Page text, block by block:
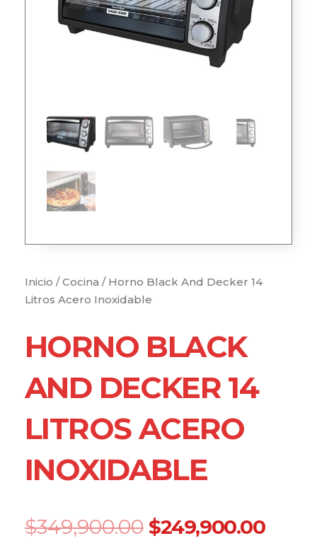
Inicio /Cocina / Horno Black And Decker 14
Litros Acero Inoxidable
HORNO BLACK
AND DECKER 14
LITROS ACERO
INOXIDABLE
$349,900.00 Original
price
$249,900.00